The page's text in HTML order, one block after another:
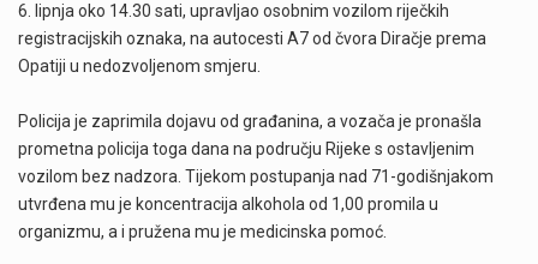
6. lipnja oko 14.30 sati, upravljao osobnim vozilom riječkih
registracijskih oznaka, na autocesti A7 od čvora Diračje prema
Opatiji u nedozvoljenom smjeru.
Policija je zaprimila dojavu od građanina, a vozača je pronašla
prometna policija toga dana na području Rijeke s ostavljenim
vozilom bez nadzora. Tijekom postupanja nad 71-godišnjakom
utvrđena mu je koncentracija alkohola od 1,00 promila u
organizmu, a i pružena mu je medicinska pomoć.